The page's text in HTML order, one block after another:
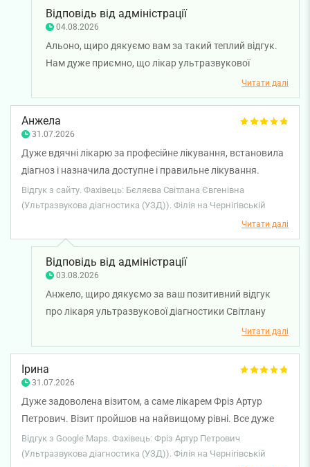
до найдрібніших деталей. Виходиш з кабінету — і вже
почуваєшся здоровішим! Дякуємо за такий підхід і
турботу. Клініці дуже пощастило з таким фахівцем.
Відповідь від адміністрації
04.08.2026
Альоно, щиро дякуємо вам за такий теплий відгук.
Нам дуже приємно, що лікар ультразвукової
діагностики Лариса Макашова вже багато років
допомагає вам і вашій родині, а кожен візит дарує
відчуття довіри, спокою та впевненості. Такі слова є
найкращою подякою для лікаря й великою
мотивацією для всієї нашої команди. Бажаємо вам
міцного здоров'я!
Читати далі
Анжела
31.07.2026
Дуже вдячні лікарю за професійне лікування, встановила
діагноз і назначила доступне і правильне лікування.
Рекомендую.
Відгук з сайту. Фахівець: Бєляєва Світлана Євгенівна
(Ультразвукова діагностика (УЗД)). Філія на Чернігівській
Читати далі
Відповідь від адміністрації
03.08.2026
Анжело, щиро дякуємо за ваш позитивний відгук
про лікаря ультразвукової діагностики Світлану
Читати далі
Ірина
31.07.2026
Дуже задоволена візитом, а саме лікарем Фріз Артур
Петрович. Візит пройшов на найвищому рівні. Все дуже
сподобалося. Також дуже задоволена адміністратором
Валентиною, її відношенням до пацієнта, емпатією та
Відгук з Google Maps. Фахівець: Фріз Артур Петрович
(Ультразвукова діагностика (УЗД)). Філія на Чернігівській